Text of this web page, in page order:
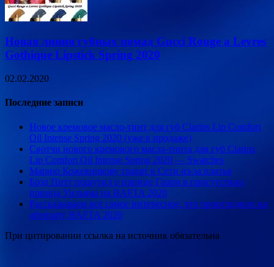
Новая линия губных помад Gucci Rouge a Levres
Gothique Lipstick Spring 2020
02.02.2020
Последние записи
Новое кремовое масло-тинт для губ Clarins Lip Сomfort
Oil Intense Spring 2020 (уже в продаже)
Свотчи нового кремового масла-тинта для губ Clarins
Lip Сomfort Oil Intense Spring 2020 — Swatches
Марию Кожевникову травят в Сети из-за платья
Брэд Питт пошутил о принце Гарри в присутствии
принца Уильяма на BAFTA 2020
Рассказываем все самое интересное, что происходило на
afterparty BAFTA 2020
При цитировании ссылка на источник обязательна